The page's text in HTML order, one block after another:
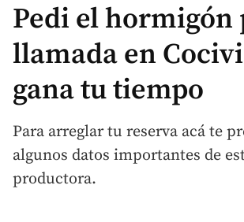
Pedi el hormigón
llamada en
gana tu tiempo
Para arreglar tu reserva acá te
algunos datos importantes de
productora.